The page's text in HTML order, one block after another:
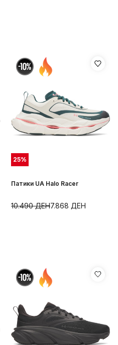
25%
Патики UA Halo Racer
7.868 ДЕН
10.490ДЕН